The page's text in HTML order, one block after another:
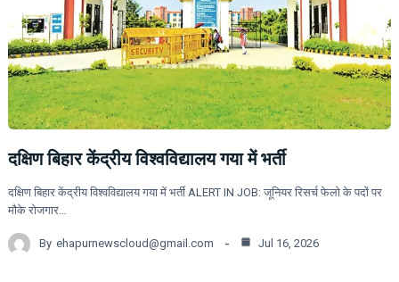
दक्षिण बिहार केंद्रीय विश्वविद्यालय गया में भर्ती
दक्षिण बिहार केंद्रीय विश्वविद्यालय गया में भर्ती ALERT IN JOB: जूनियर रिसर्च फेलो के पदों पर
मौके रोजगार…
By ehapurnewscloud@gmail.com Jul 16, 2026